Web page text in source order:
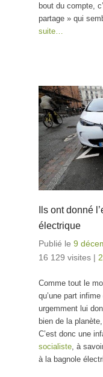
bout du compte,
partage » qui
suite…
Ils ont donné
électrique
Publié le 9
16 129 visites |
Comme tout le
qu’une part
urgemment lui
bien de la
C’est donc une
socialiste , à
à la bagnole